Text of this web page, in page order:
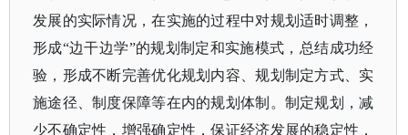
发展的实际情况，在实施的过程中对规划适时调整，
形成“边干边学”的规划制定和实施模式，总结成功经
验，形成不断完善优化规划内容、规划制定方式、实
施途径、制度保障等在内的规划体制。制定规划，减
少不确定性，增强确定性，保证经济发展的稳定性，